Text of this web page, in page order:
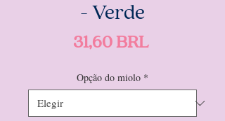
- Verde
31,60 BRLPrecio
Opção do miolo *